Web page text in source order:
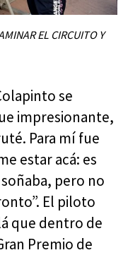
EL CIRCUITO Y
se
impresionante,
Para mí fue
estar acá: es
pero no
El piloto
que dentro de
Premio de